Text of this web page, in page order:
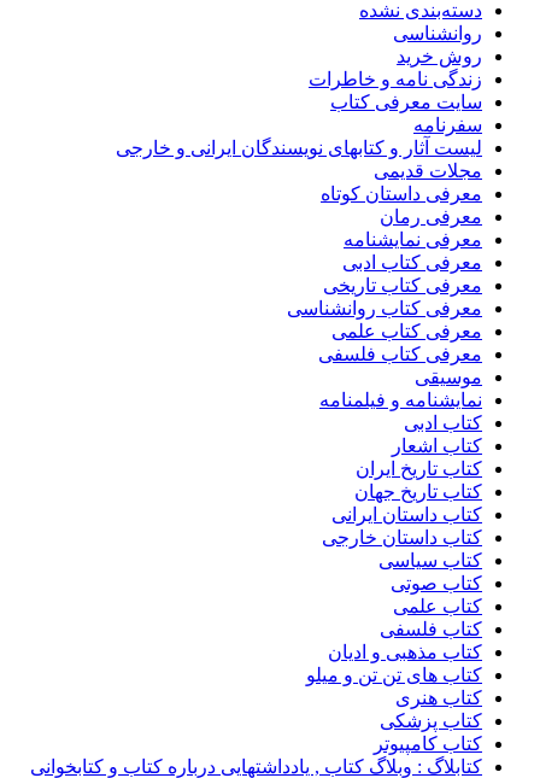
دسته‌بندی نشده
روانشناسی
روش خرید
زندگی نامه و خاطرات
سایت معرفی کتاب
سفرنامه
لیست آثار و کتابهای نویسندگان ایرانی و خارجی
مجلات قدیمی
معرفی داستان کوتاه
معرفی رمان
معرفی نمایشنامه
معرفی کتاب ادبی
معرفی کتاب تاریخی
معرفی کتاب روانشناسی
معرفی کتاب علمی
معرفی کتاب فلسفی
موسیقی
نمایشنامه و فیلمنامه
کتاب ادبی
کتاب اشعار
کتاب تاریخ ایران
کتاب تاریخ جهان
کتاب داستان ایرانی
کتاب داستان خارجی
کتاب سیاسی
کتاب صوتی
کتاب علمی
کتاب فلسفی
کتاب مذهبی و ادیان
کتاب های تن تن و میلو
کتاب هنری
کتاب پزشکی
کتاب کامپیوتر
کتابلاگ : وبلاگ کتاب , یادداشتهایی درباره کتاب و کتابخوانی